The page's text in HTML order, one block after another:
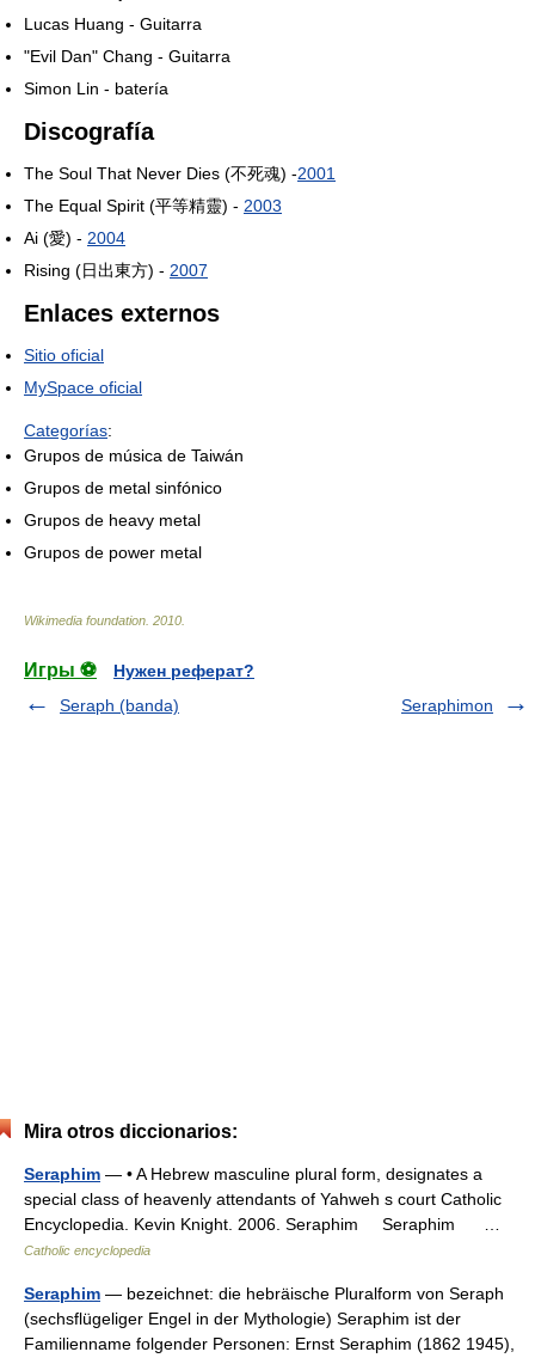
Lucas Huang - Guitarra
"Evil Dan" Chang - Guitarra
Simon Lin - batería
Discografía
The Soul That Never Dies (不死魂) -2001
The Equal Spirit (平等精靈) - 2003
Ai (愛) - 2004
Rising (日出東方) - 2007
Enlaces externos
Sitio oficial
MySpace oficial
Categorías:
Grupos de música de Taiwán
Grupos de metal sinfónico
Grupos de heavy metal
Grupos de power metal
Wikimedia foundation 2010
Игры ⚽
Нужен реферат?
Seraph (banda)
Seraphimon
Mira otros diccionarios:
Seraphim — • A Hebrew masculine plural form, designates a
special class of heavenly attendants of Yahweh s court Catholic
Encyclopedia. Kevin Knight. 2006. Seraphim Seraphim …
Catholic encyclopedia
Seraphim — bezeichnet: die hebräische Pluralform von Seraph
(sechsflügeliger Engel in der Mythologie) Seraphim ist der
Familienname folgender Personen: Ernst Seraphim (1862 1945),